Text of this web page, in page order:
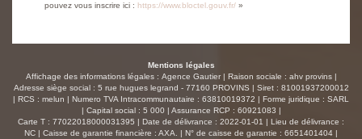
pouvez vous inscrire ici : https://www.bloctel.gouv.fr/ »
Mentions légales
Affichage des informations légales : Agence Gautier | Raison sociale : ahv provins |
Adresse siège social : 5 rue hugues legrand - 77160 PROVINS | Siret : 81001937200012
| RCS : melun | Numero TVA Intracommunautaire : 63810019372 | Forme juridique : SARL
| Capital social : 5 000 | Assurance RCP : 60921083 |
Carte T : 77022018000031395 | Date de délivrance : 2022-01-01 | Lieu de délivrance :
NC | Caisse de garantie financière : AXA. | N° de caisse de garantie : 6651401404 |